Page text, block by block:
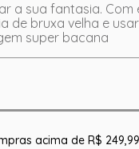
a sua fantasia.
de bruxa velha e
super bacana
acima de R$ 249,99